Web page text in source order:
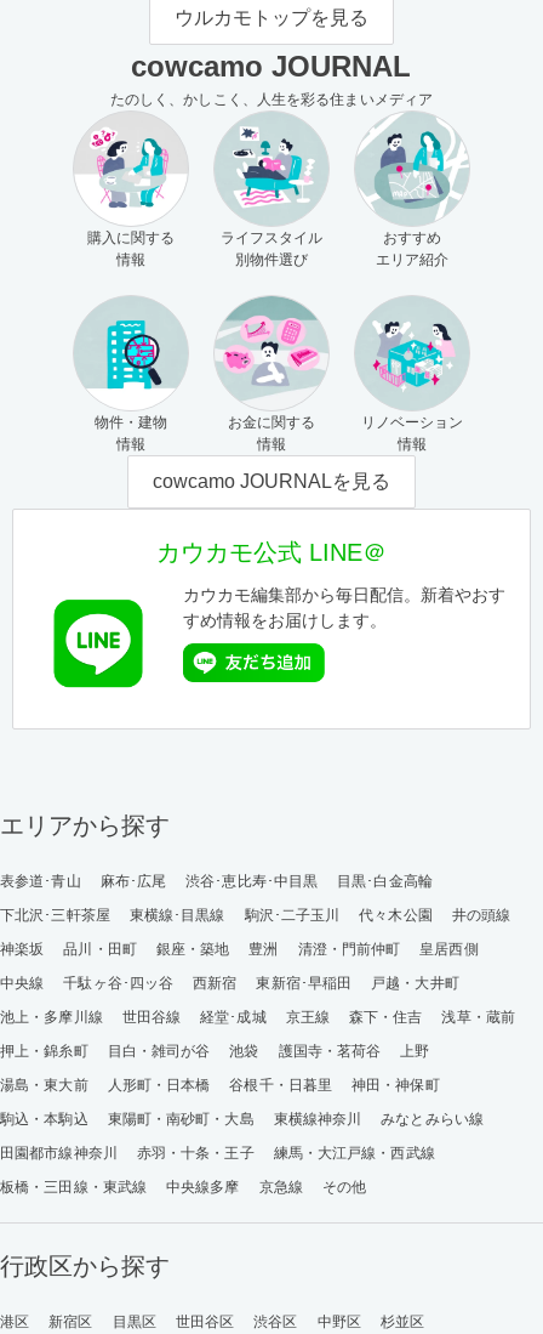
ウルカモトップを見る
cowcamo JOURNAL
たのしく、かしこく、人生を彩る住まいメディア
購入に関する
情報
ライフスタイル
別物件選び
おすすめ
エリア紹介
物件・建物
情報
お金に関する
情報
リノベーション
情報
cowcamo JOURNALを見る
カウカモ公式 LINE＠
カウカモ編集部から毎日配信。新着やおす
すめ情報をお届けします。
エリアから探す
表参道･青山 麻布･広尾 渋谷･恵比寿･中目黒
目黒･白金高輪
下北沢･三軒茶屋
東横線･目黒線 駒沢･二子玉川 代々木公園
井の頭線
神楽坂
品川・田町 銀座・築地 豊洲 清澄・門前仲町
皇居西側
中央線
千駄ヶ谷･四ッ谷 西新宿 東新宿･早稲田
戸越・大井町
池上・多摩川線
世田谷線 経堂･成城 京王線 森下・住吉
浅草・蔵前
押上・錦糸町
目白・雑司が谷 池袋 護国寺・茗荷谷
上野
湯島・東大前
人形町・日本橋 谷根千・日暮里
神田・神保町
駒込・本駒込
東陽町・南砂町・大島 東横線神奈川
みなとみらい線
田園都市線神奈川
赤羽・十条・王子
練馬・大江戸線・西武線
板橋・三田線・東武線
中央線多摩 京急線 その他
行政区から探す
港区 新宿区 目黒区 世田谷区 渋谷区 中野区 杉並区